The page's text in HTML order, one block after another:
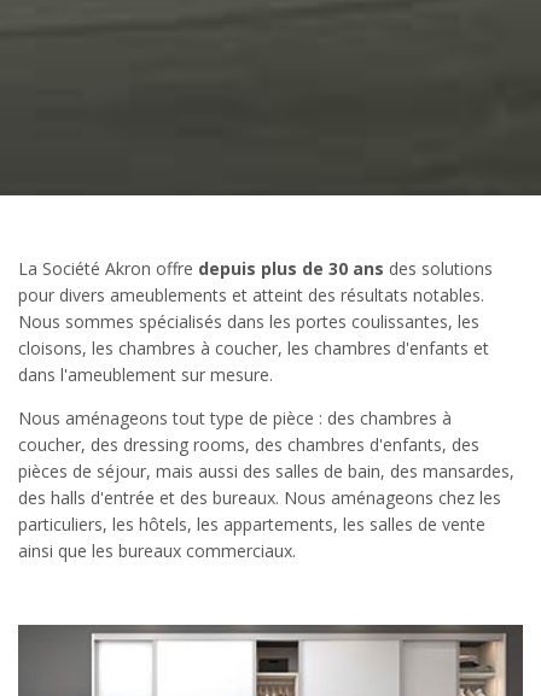
La Société Akron offre depuis plus de 30 ans des solutions
pour divers ameublements et atteint des résultats notables.
Nous sommes spécialisés dans les portes coulissantes, les
cloisons, les chambres à coucher, les chambres d'enfants et
dans l'ameublement sur mesure.
Nous aménageons tout type de pièce : des chambres à
coucher, des dressing rooms, des chambres d'enfants, des
pièces de séjour, mais aussi des salles de bain, des mansardes,
des halls d'entrée et des bureaux. Nous aménageons chez les
particuliers, les hôtels, les appartements, les salles de vente
ainsi que les bureaux commerciaux.